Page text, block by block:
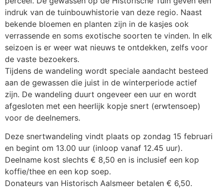
indruk van de tuinbouwhistorie van deze regio. Naast
bekende bloemen en planten zijn in de kasjes ook
verrassende en soms exotische soorten te vinden. In elk
seizoen is er weer wat nieuws te ontdekken, zelfs voor
de vaste bezoekers.
Tijdens de wandeling wordt speciale aandacht besteed
aan de gewassen die juist in de winterperiode actief
zijn. De wandeling duurt ongeveer een uur en wordt
afgesloten met een heerlijk kopje snert (erwtensoep)
voor de deelnemers.
Deze snertwandeling vindt plaats op zondag 15 februari
en begint om 13.00 uur (inloop vanaf 12.45 uur).
Deelname kost slechts € 8,50 en is inclusief een kop
koffie/thee en een kop soep.
Donateurs van Historisch Aalsmeer betalen € 6,50.